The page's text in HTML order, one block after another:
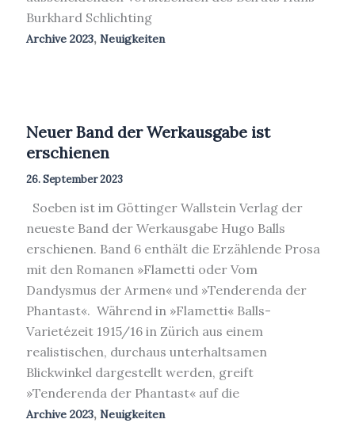
Burkhard Schlichting
Archive 2023, Neuigkeiten
Neuer Band der Werkausgabe ist
erschienen
26. September 2023
Soeben ist im Göttinger Wallstein Verlag der
neueste Band der Werkausgabe Hugo Balls
erschienen. Band 6 enthält die Erzählende Prosa
mit den Romanen »Flametti oder Vom
Dandysmus der Armen« und »Tenderenda der
Phantast«. Während in »Flametti« Balls-
Varietézeit 1915/16 in Zürich aus einem
realistischen, durchaus unterhaltsamen
Blickwinkel dargestellt werden, greift
»Tenderenda der Phantast« auf die
Archive 2023, Neuigkeiten